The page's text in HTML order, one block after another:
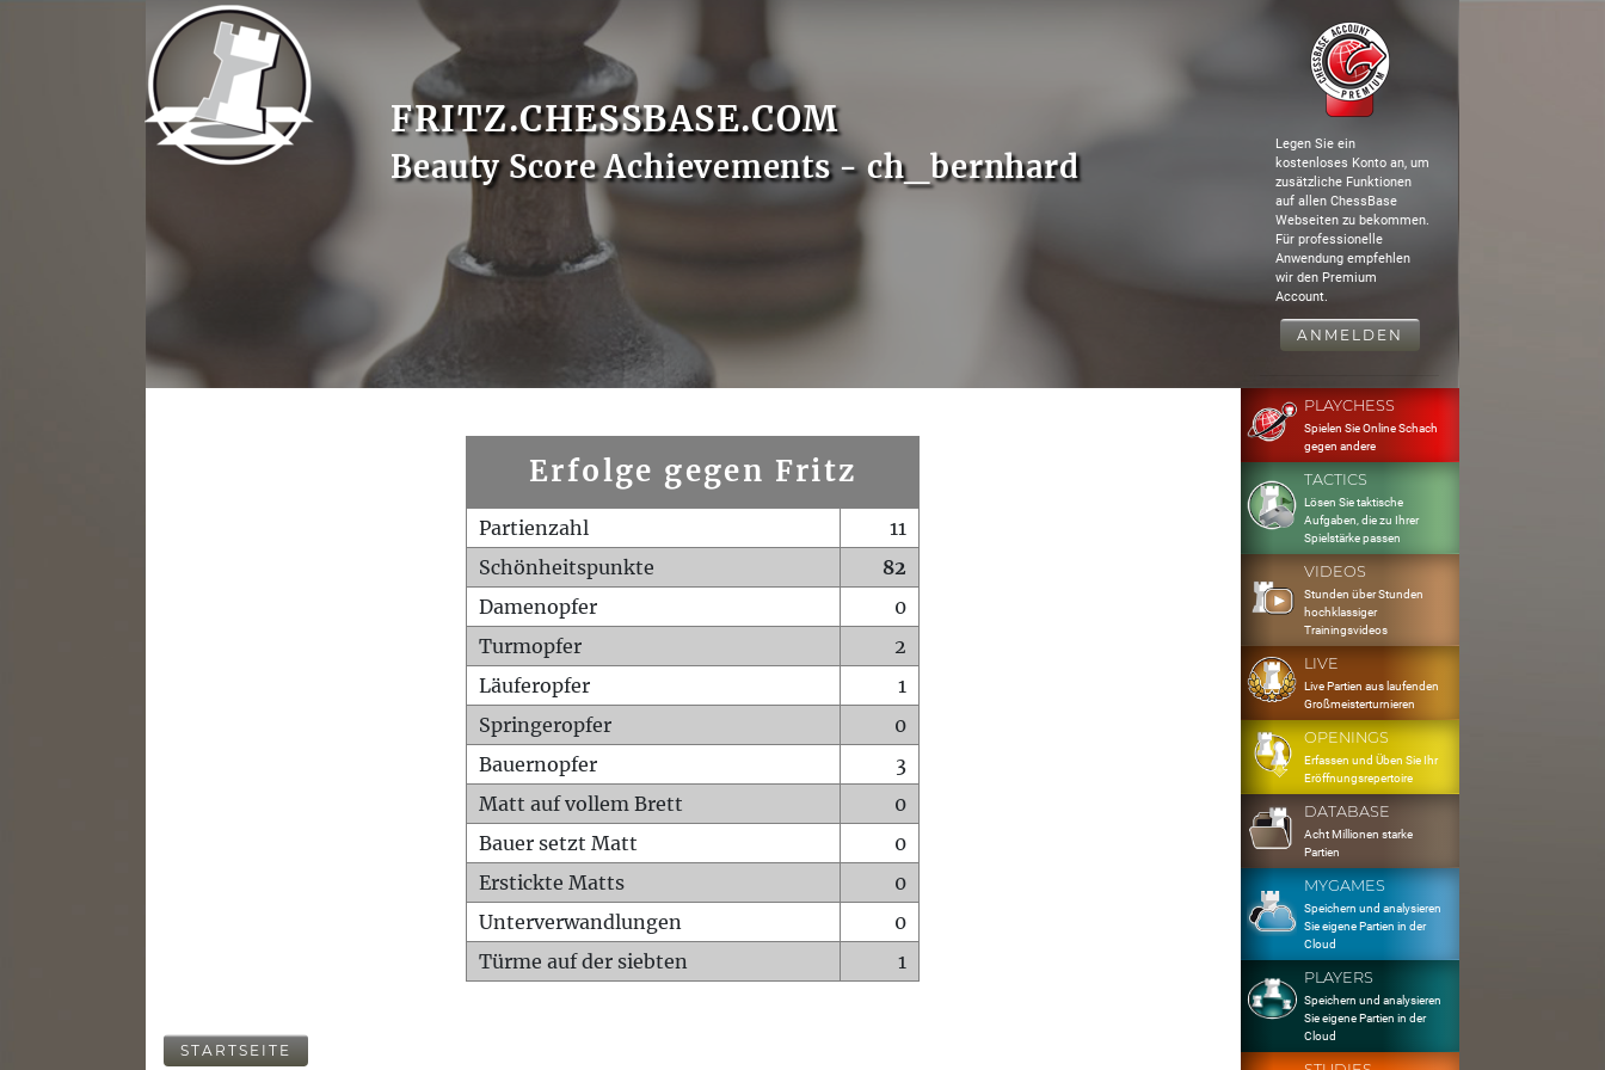
FRITZ.CHESSBASE.COM
Beauty Score Achievements - ch_bernhard
Legen Sie ein
kostenloses Konto an, um
zusätzliche Funktionen
auf allen ChessBase
Webseiten zu bekommen.
Für professionelle
Anwendung empfehlen
wir den Premium
Account.
ANMELDEN
Erfolge gegen Fritz
Partienzahl
11
Schönheitspunkte
82
Damenopfer
0
Turmopfer
2
Läuferopfer
1
Springeropfer
0
Bauernopfer
3
Matt auf vollem Brett
0
Bauer setzt Matt
0
Erstickte Matts
0
Unterverwandlungen
0
Türme auf der siebten
1
STARTSEITE
PLAYCHESS
Spielen Sie Online Schach
gegen andere
TACTICS
Lösen Sie taktische
Aufgaben, die zu Ihrer
Spielstärke passen
VIDEOS
Stunden über Stunden
hochklassiger
Trainingsvideos
LIVE
Live Partien aus laufenden
Großmeisterturnieren
OPENINGS
Erfassen und Üben Sie Ihr
Eröffnungsrepertoire
DATABASE
Acht Millionen starke
Partien
MYGAMES
Speichern und analysieren
Sie eigene Partien in der
Cloud
PLAYERS
Speichern und analysieren
Sie eigene Partien in der
Cloud